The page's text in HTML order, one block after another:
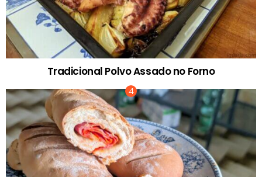
Tradicional Polvo Assado no Forno